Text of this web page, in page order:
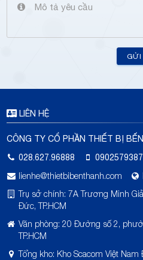
GỬI
LIÊN HỆ
CÔNG TY CỔ PHẦN THIẾT BỊ
028.627.96888
0902579387
lienhe@thietbibenthanh.com
Trụ sở chính: 7A Trương Minh
Đức, TP.HCM
Văn phòng: 20 Đường số 2,
TP.HCM
Tổng kho: Kho Scacom Việt